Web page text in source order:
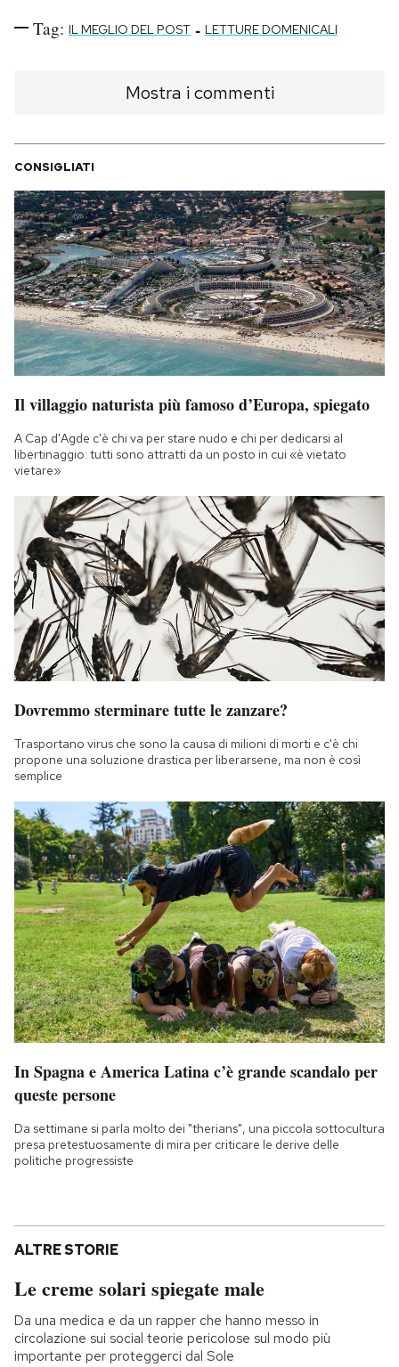
Tag: IL MEGLIO DEL POST - LETTURE DOMENICALI
Mostra i commenti
CONSIGLIATI
Il villaggio naturista più famoso d’Europa, spiegato
A Cap d'Agde c'è chi va per stare nudo e chi per dedicarsi al
libertinaggio: tutti sono attratti da un posto in cui «è vietato
vietare»
Dovremmo sterminare tutte le zanzare?
Trasportano virus che sono la causa di milioni di morti e c'è chi
propone una soluzione drastica per liberarsene, ma non è così
semplice
In Spagna e America Latina c’è grande scandalo per
queste persone
Da settimane si parla molto dei "therians", una piccola sottocultura
presa pretestuosamente di mira per criticare le derive delle
politiche progressiste
ALTRE STORIE
Le creme solari spiegate male
Da una medica e da un rapper che hanno messo in
circolazione sui social teorie pericolose sul modo più
importante per proteggerci dal Sole